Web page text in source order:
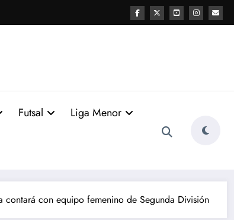
Futsal Liga Menor
contará con equipo femenino de Segunda División